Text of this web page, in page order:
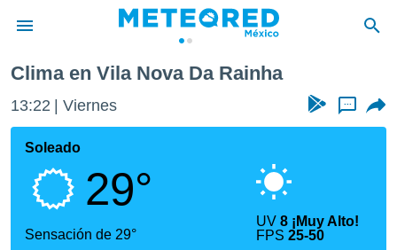
de
ha sido
calidad.
a este
Clima en Vila Nova Da Rainha
13:22 Viernes ...
Soleado
29°
Sensación de 29°
UV8 ¡Muy Alto!
FPS25-50